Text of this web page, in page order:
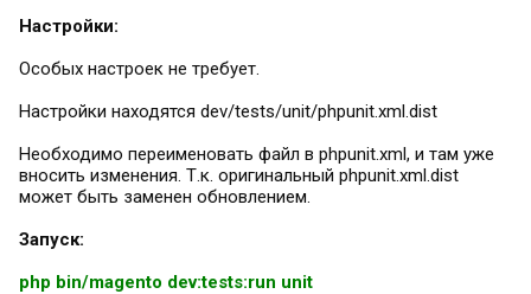
Настройки:
Особых настроек не требует.
Настройки находятся dev/tests/unit/phpunit.xml.dist
Необходимо переименовать файл в phpunit.xml, и там уже
вносить изменения. Т.к. оригинальный phpunit.xml.dist
может быть заменен обновлением.
Запуск:
php bin/magento dev:tests:run unit